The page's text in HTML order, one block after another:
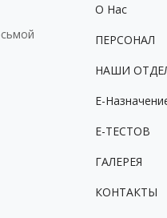
O Hac
ПЕРСОНАЛ
НАШИ
Е-
Е-ТЕСТОВ
ГАЛЕРЕЯ
КОНТАКТЫ